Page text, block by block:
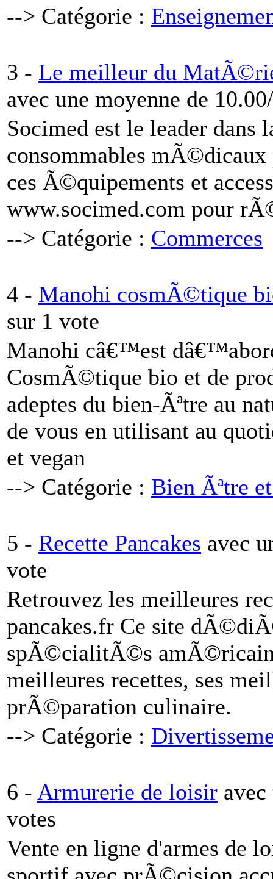
--> Catégorie :
3 - Le meilleur du
avec une moyenne de
Socimed est le leader
consommables
ces Ã©quipements et
www.socimed.com pour
--> Catégorie : Commerces
4 - Manohi cosmÃ©tique
sur 1 vote
Manohi câ€™est
CosmÃ©tique bio et de
adeptes du bien-Ãªtre au
de vous en utilisant au
et vegan
--> Catégorie : Bien Ãªtre
5 - Recette Pancakes avec
vote
Retrouvez les meilleures
pancakes.fr Ce site
spÃ©cialitÃ©s
meilleures recettes, ses
prÃ©paration culinaire.
--> Catégorie :
6 - Armurerie de loisir
votes
Vente en ligne d'armes de